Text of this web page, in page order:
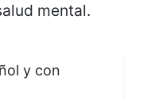
mental.
y con